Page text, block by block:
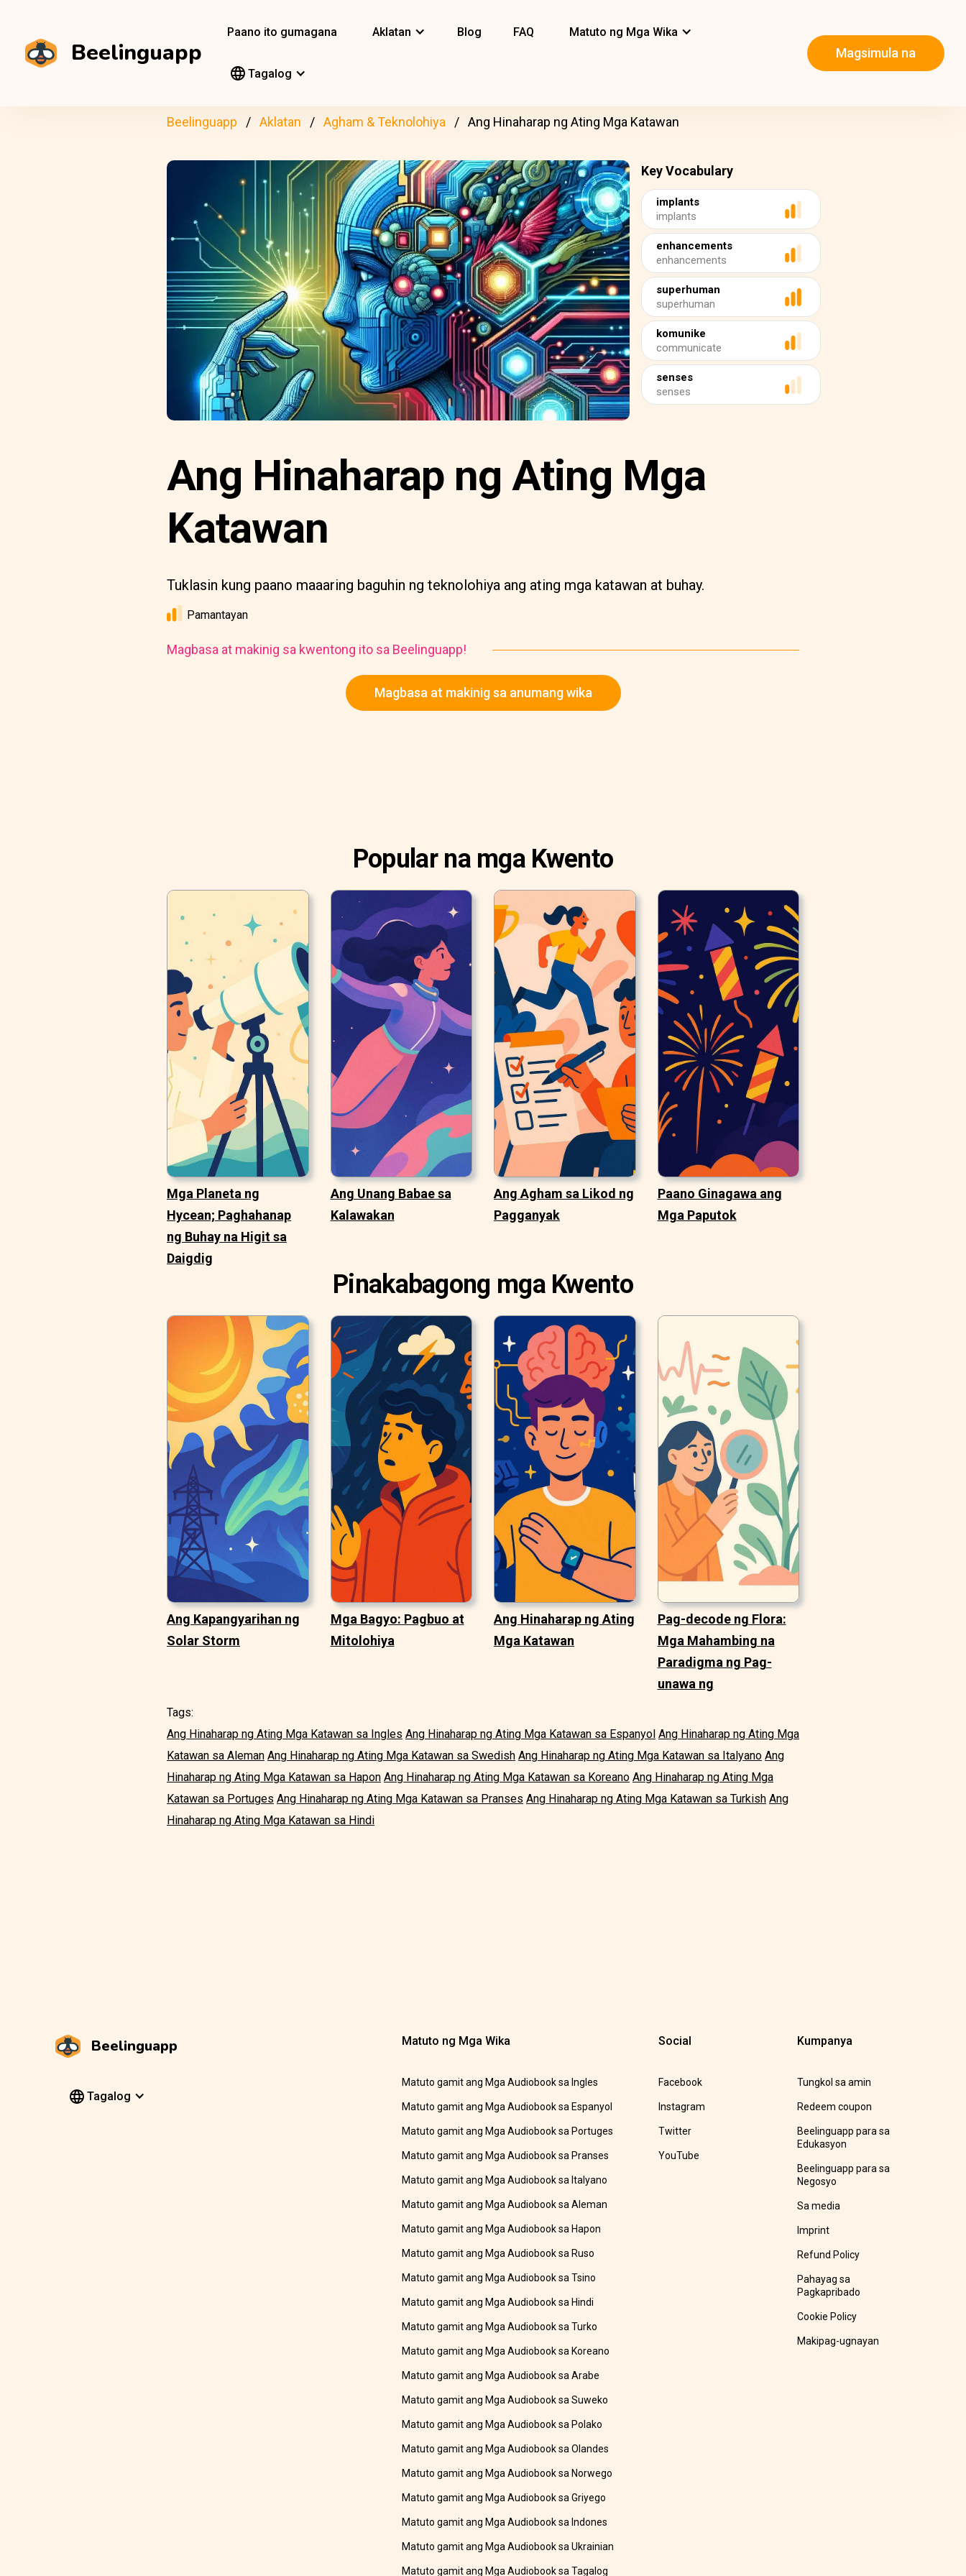
Beelinguapp
Paano ito gumagana Aklatan Blog FAQ Matuto ng Mga Wika
Tagalog
Magsimula na
Beelinguapp Aklatan Agham & Teknolohiya Ang Hinaharap ng Ating Mga Katawan
Key Vocabulary
implants
implants
enhancements
enhancements
superhuman
superhuman
komunike
communicate
senses
senses
Ang Hinaharap ng Ating Mga
Katawan
Tuklasin kung paano maaaring baguhin ng teknolohiya ang ating mga katawan at buhay.
Pamantayan
Magbasa at makinig sa kwentong ito sa Beelinguapp!
Magbasa at makinig sa anumang wika
Popular na mga Kwento
Mga Planeta ng
Hycean; Paghahanap
ng Buhay na Higit sa
Daigdig
Ang Unang Babae sa
Kalawakan
Ang Agham sa Likod ng
Pagganyak
Paano Ginagawa ang
Mga Paputok
Pinakabagong mga Kwento
Ang Kapangyarihan ng
Solar Storm
Mga Bagyo: Pagbuo at
Mitolohiya
Ang Hinaharap ng Ating
Mga Katawan
Pag-decode ng Flora:
Mga Mahambing na
Paradigma ng Pag-
unawa ng
Tags:
Ang Hinaharap ng Ating Mga Katawan sa Ingles Ang Hinaharap ng Ating Mga Katawan sa Espanyol Ang Hinaharap ng Ating Mga
Katawan sa Aleman Ang Hinaharap ng Ating Mga Katawan sa Swedish Ang Hinaharap ng Ating Mga Katawan sa Italyano Ang
Hinaharap ng Ating Mga Katawan sa Hapon Ang Hinaharap ng Ating Mga Katawan sa Koreano Ang Hinaharap ng Ating Mga
Katawan sa Portuges Ang Hinaharap ng Ating Mga Katawan sa Pranses Ang Hinaharap ng Ating Mga Katawan sa Turkish Ang
Hinaharap ng Ating Mga Katawan sa Hindi
Beelinguapp
Tagalog
Matuto ng Mga Wika
Matuto gamit ang Mga Audiobook sa Ingles
Matuto gamit ang Mga Audiobook sa Espanyol
Matuto gamit ang Mga Audiobook sa Portuges
Matuto gamit ang Mga Audiobook sa Pranses
Matuto gamit ang Mga Audiobook sa Italyano
Matuto gamit ang Mga Audiobook sa Aleman
Matuto gamit ang Mga Audiobook sa Hapon
Matuto gamit ang Mga Audiobook sa Ruso
Matuto gamit ang Mga Audiobook sa Tsino
Matuto gamit ang Mga Audiobook sa Hindi
Matuto gamit ang Mga Audiobook sa Turko
Matuto gamit ang Mga Audiobook sa Koreano
Matuto gamit ang Mga Audiobook sa Arabe
Matuto gamit ang Mga Audiobook sa Suweko
Matuto gamit ang Mga Audiobook sa Polako
Matuto gamit ang Mga Audiobook sa Olandes
Matuto gamit ang Mga Audiobook sa Norwego
Matuto gamit ang Mga Audiobook sa Griyego
Matuto gamit ang Mga Audiobook sa Indones
Matuto gamit ang Mga Audiobook sa Ukrainian
Matuto gamit ang Mga Audiobook sa Tagalog
Social
Facebook
Instagram
Twitter
YouTube
Kumpanya
Tungkol sa amin
Redeem coupon
Beelinguapp para sa
Edukasyon
Beelinguapp para sa
Negosyo
Sa media
Imprint
Refund Policy
Pahayag sa
Pagkapribado
Cookie Policy
Makipag-ugnayan